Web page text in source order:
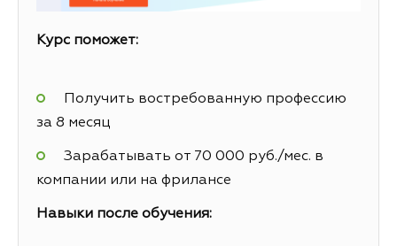
Курс поможет:
Получить востребованную профессию
за 8 месяц
Зарабатывать от 70 000 руб./мес. в
компании или на фрилансе
Навыки после обучения: